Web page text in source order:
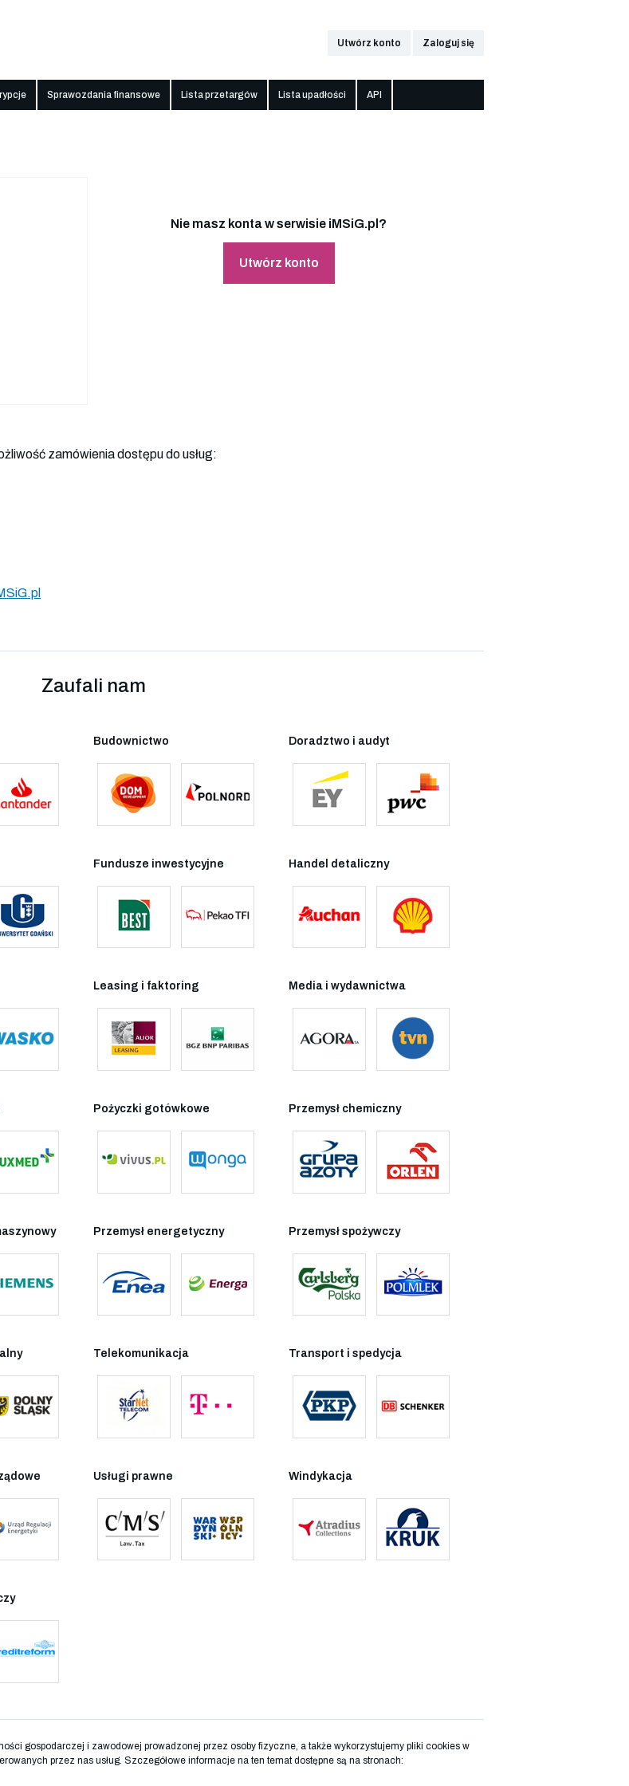
Utwórz konto Zaloguj się
Sprawozdania finansowe Lista przetargów Lista upadłości API
Nie masz konta w serwisie iMSiG.pl?
Utwórz konto
zamówienia dostępu do usług:
Zaufali nam
Budownictwo Doradztwo i audyt
Fundusze inwestycyjne Handel detaliczny
Leasing i faktoring Media i wydawnictwa
Pożyczki gotówkowe Przemysł chemiczny
Przemysł energetyczny Przemysł spożywczy
Telekomunikacja Transport i spedycja
Usługi prawne Windykacja
gospodarczej i zawodowej prowadzonej przez osoby fizyczne, a także wykorzystujemy pliki cookies w
przez nas usług. Szczegółowe informacje na ten temat dostępne są na stronach: